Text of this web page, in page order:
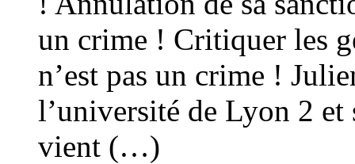
un crime ! Critiquer les
n’est pas un crime !
l’université de Lyon 2 et
vient (…)